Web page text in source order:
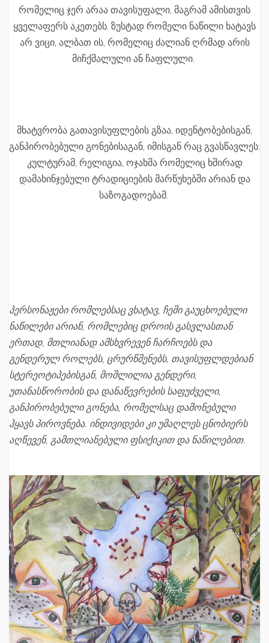
რომელიც ჯერ არაა თავისუფალი, მაგრამ ამისთვის
ყველაფერს აკეთებს. ზუსტად რომელი ნაწილი ხატავს
არ ვიცი, ალბათ ის, რომელიც ძალიან ღრმად არის
მიჩქმალული ან ჩაფლული.
მხატვრობა გათავისუფლების გზაა, იდენტობებისგან,
განპირობებული გონებისაგან, იმისგან რაც გვასწავლეს:
კულტურამ, რელიგია, ოჯახმა რომელიც ხშირად
დამახინჯებული ტრადიციების მარწუხებში არიან და
საზოგადოებამ.
პერსონაჟები რომლებსაც ვხატავ, ჩემი გაუცხოებული
ნაწილები არიან, რომლებიც დროის გასვლასთან
ერთად, მთლიანად ამსხვრევენ ჩარჩოებს და
გენდერულ როლებს, ცრურწმენებს, თავისუფლდებიან
სტერეოტიპებისგან, მოშლილია გენდერი,
უთანასწორობის და დანაწევრების საფუძველი,
განპირობებული გონება, რომელსაც დამონებული
ჰყავს პიროვნება. ინდივიდები კი უმაღლეს ცნობიერს
აღწევენ, გამთლიანებული ფსიქიკით და ნაწილებით.